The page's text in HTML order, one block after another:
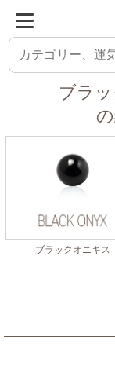
パスクル 組み合わせ
ブラ
ブラックオニキス